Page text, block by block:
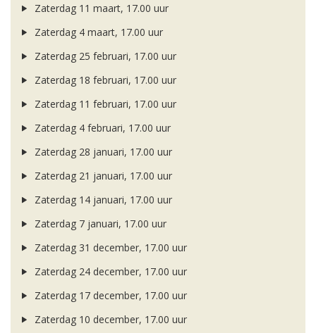
Zaterdag 11 maart, 17.00 uur
Zaterdag 4 maart, 17.00 uur
Zaterdag 25 februari, 17.00 uur
Zaterdag 18 februari, 17.00 uur
Zaterdag 11 februari, 17.00 uur
Zaterdag 4 februari, 17.00 uur
Zaterdag 28 januari, 17.00 uur
Zaterdag 21 januari, 17.00 uur
Zaterdag 14 januari, 17.00 uur
Zaterdag 7 januari, 17.00 uur
Zaterdag 31 december, 17.00 uur
Zaterdag 24 december, 17.00 uur
Zaterdag 17 december, 17.00 uur
Zaterdag 10 december, 17.00 uur